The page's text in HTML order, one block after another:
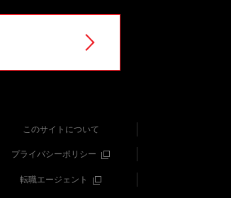
このサイトについて
プライバシーポリシー
転職エージェント